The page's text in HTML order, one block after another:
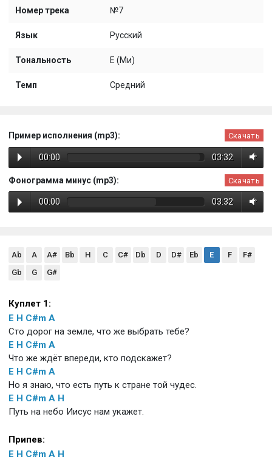
Номер трека №7
Язык Русский
Тональность E (Ми)
Темп Средний
Пример исполнения (mp3): Скачать
00:00 03:32
Фонограмма минус (mp3): Скачать
00:00 03:32
Ab A A# Bb H C C# Db D D# Eb E F
F#
Gb
G G#
Куплет 1:
E H C#m A
Сто дорог на земле, что же выбрать тебе?
E H C#m A
Что же ждёт впереди, кто подскажет?
E H C#m A
Но я знаю, что есть путь к стране той чудес.
E H C#m A H
Путь на небо Иисус нам укажет.
Припев:
E H C#m A H